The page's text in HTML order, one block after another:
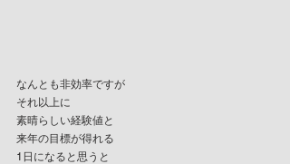
なんとも非効率ですが
それ以上に
素晴らしい経験値と
来年の目標が得れる
1日になると思うと